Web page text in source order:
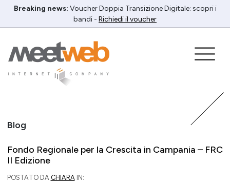
Breaking news: Voucher Doppia Transizione Digitale: scopri i
bandi - Richiedi il voucher
Blog
Fondo Regionale per la Crescita in Campania – FRC
II Edizione
POSTATO DA CHIARAIN: